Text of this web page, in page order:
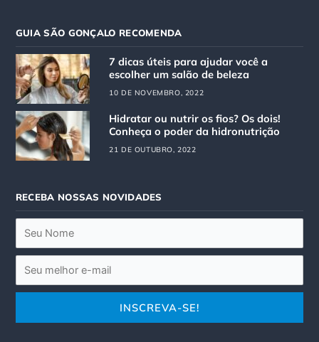
t
a
g
r
a
m
e
b
o
o
k
GUIA SÃO GONÇALO RECOMENDA
7 dicas úteis para ajudar você a
escolher um salão de beleza
10 DE NOVEMBRO, 2022
Hidratar ou nutrir os fios? Os dois!
Conheça o poder da hidronutrição
21 DE OUTUBRO, 2022
RECEBA NOSSAS NOVIDADES